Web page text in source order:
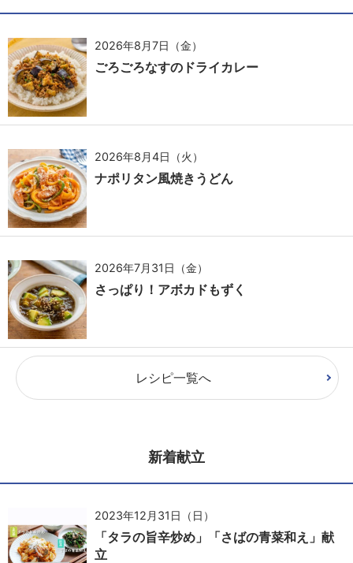
2026年8月7日（金）
ごろごろなすのドライカレー
2026年8月4日（火）
ナポリタン風焼きうどん
2026年7月31日（金）
さっぱり！アボカドもずく
レシピ一覧へ
新着献立
2023年12月31日（日）
「タラの旨辛炒め」「さばの青菜和え」献
立